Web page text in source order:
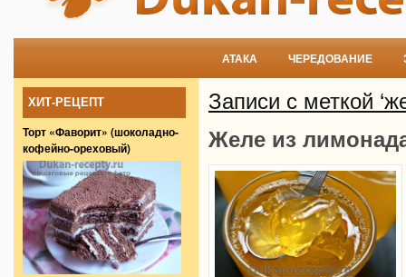
АТАКА ЧЕРЕДОВАНИЕ
ХИТ-РЕЦЕПТ
Торт «Фаворит» (шоколадно-
кофейно-ореховый)
Записи с меткой
Желе из